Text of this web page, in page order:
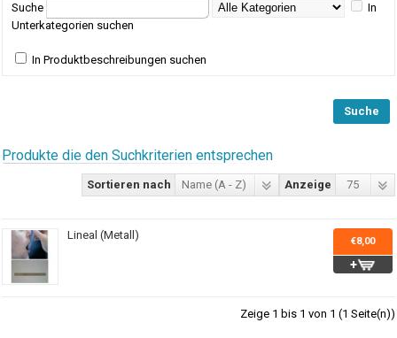
Suche
In
Unterkategorien suchen
In Produktbeschreibungen suchen
Produkte die den Suchkriterien entsprechen
Anzeige 75
Sortieren nach Name (A - Z)
Lineal (Metall) €8,00
Zeige 1 bis 1 von 1 (1 Seite(n))